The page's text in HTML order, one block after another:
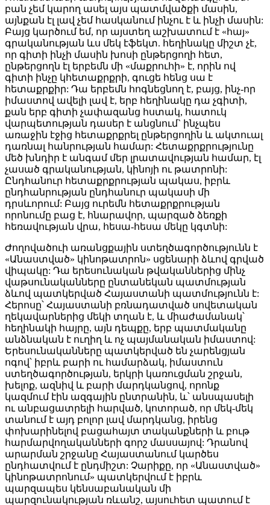
բան չեմ կարող ասել այս պատմվածքի մասին,
այնքան էլ լավ չեմ հասկանում ինչու է և ինչի մասին:
Բայց կարծում եմ, որ այստեղ աշխատում է «հայ»
գրականության ևս մեկ էֆեկտ. հեղինակը միշտ չէ,
որ գիտի ինչի մասին խոսի ընթերցողի հետ,
ընթերցողն էլ երբեմն մի «մաքրուհի» է, որին ով
գիտի ինչը կհետաքրքրի, գուցե հենց սա է
հետաքրքիր: Դա երբեմն հոգնեցնող է, բայց, ինչ-որ
իմաստով ավելի լավ է, երբ հեղինակը դա չգիտի,
քան երբ գիտի չափազանց հստակ, հատուկ
վարպետության դասեր է անցնում` ինչպես
առաջին էջից հետաքրքրել ընթերցողին և ակտուալ
դառնալ հանրության համար: Հետաքրքրությունը
մեծ խնդիր է անգամ մեր լրատավության համար, էլ
չասած գրականության, կինոյի ու թատրոնի:
Ընդհանուր հետաքրքրության պակաս, իբրև
ընդհանրության ընդհանուր պակասի մի
դրսևորում: Բայց ուրեմն հետաքրքրության
որոնումը բաց է, հնարավոր, պարզած ձեռքի
հեռավության վրա, հեսա-հեսա մեկը կգտնի:
Ժողովածուի առանցքային ստեղծագործությունն է
«Անաստված» կինոթատրոն» սցենարի ձևով գրված
վիպակը: Դա երեսունական թվականներից մինչ
վաթսունականները ընտանեկան պատմության
ձևով պատկերված Հայաստանի պատմությունն է:
Հերոսը՝ Հայաստանի բռնադատված սովետական
ղեկավարներից մեկի տղան է, և միաժամանակ՝
հեղինակի հայրը, այն դեպքը, երբ պատմականը
անձնական է ուղիղ և ոչ պայմանական իմաստով:
Երեսունականները պատկերված են չարենցյան
ոգով՝ իբրև բարի ու համարձակ, իմաստուն
ստեղծագործության, երկրի կառուցման շրջան,
խելոք, ազնիվ և բարի մարդկանցով, որոնք
կազմում էին ազգային ընտրանին, և՝ անսպասելի
ու անբացատրելի հարված, կոտորած, որ մեկ-մեկ
տանում է այդ բոլոր լավ մարդկանց, իրենց
փոխարինելով բացահայտ տականքների և բութ
հարմարվողականների գորշ մասսայով: Դրանով
արարման շրջանը Հայաստանում կարծես
ընդհատվում է ընդմիշտ: Չարիքը, որ «Անաստված»
կինոթատրոնում» պատկերվում է իբրև
պարզապես կենսաբանական մի
պարզունակության ռևանշ, այսուհետ պատում է